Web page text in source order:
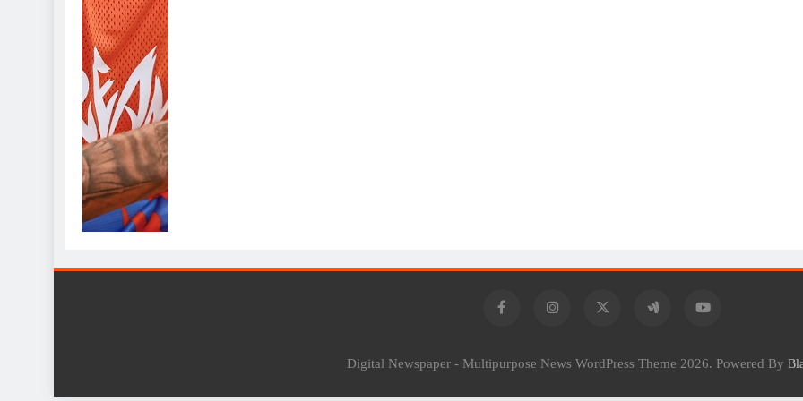
Digital Newspaper - Multipurpose News WordPress Theme 2026. Powered By